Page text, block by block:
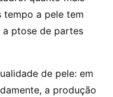
tempo a pele tem
a ptose de partes
de pele: em
a produção